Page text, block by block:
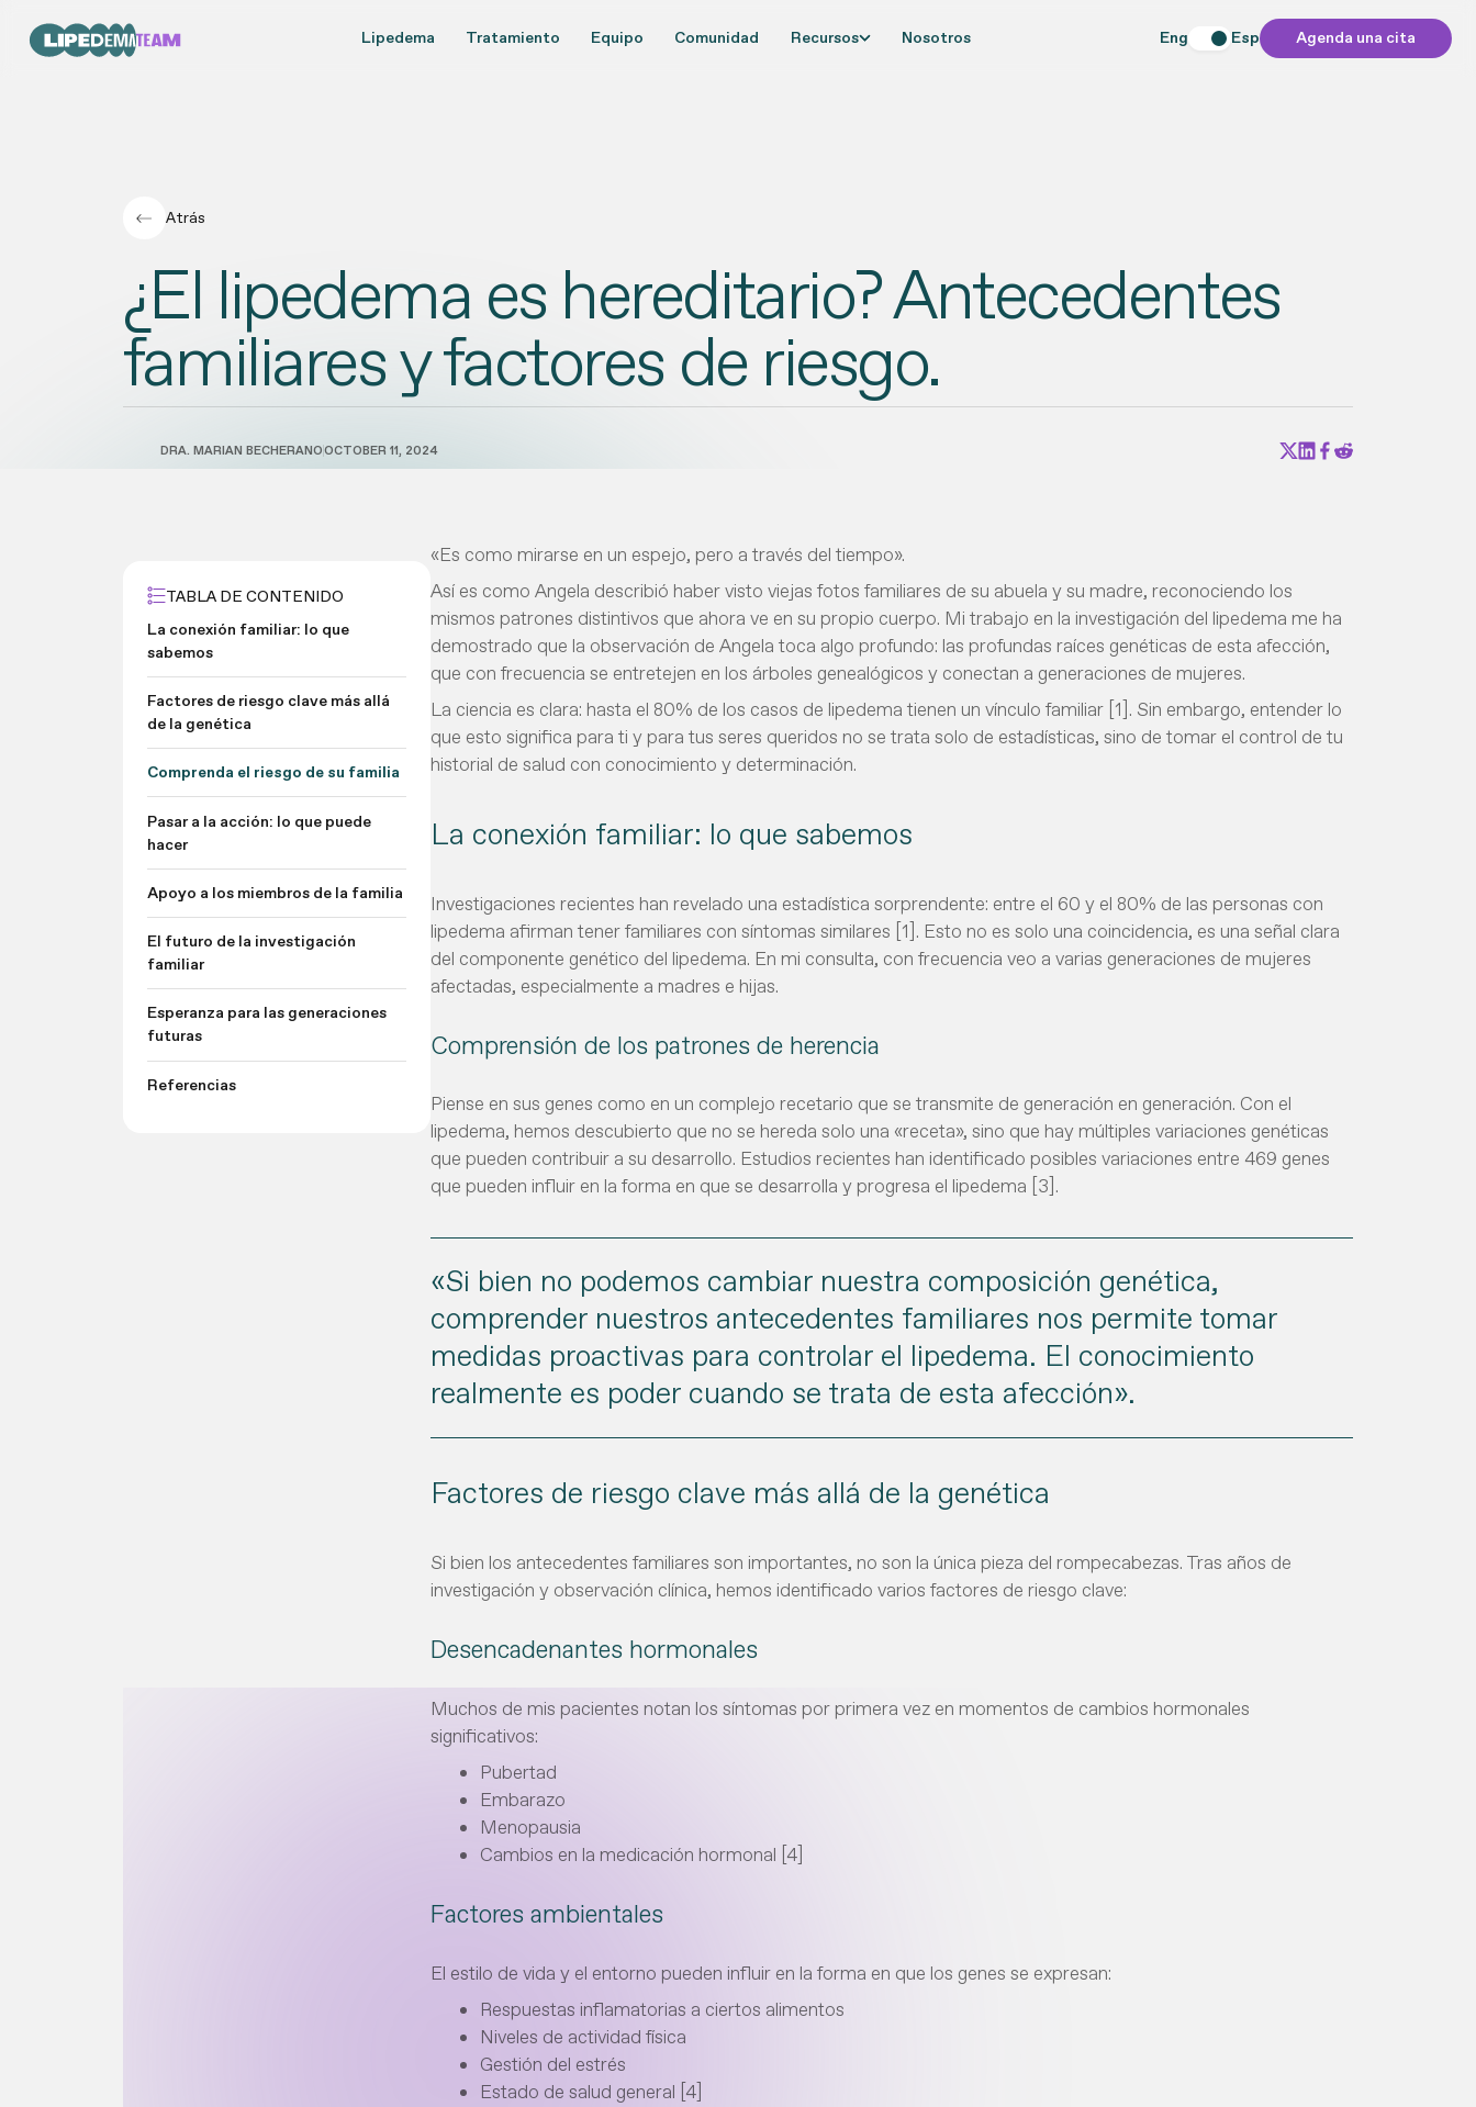
Lipedema Tratamiento Equipo Comunidad Recursos Nosotros Eng Esp Agenda una cita
Atrás
¿El lipedema es hereditario? Antecedentes
familiares y factores de riesgo.
DRA. MARIAN BECHERANOOCTOBER 11, 2024
TABLA DE CONTENIDO
La conexión familiar: lo que
sabemos
Factores de riesgo clave más allá
de la genética
Comprenda el riesgo de su familia
Pasar a la acción: lo que puede
hacer
Apoyo a los miembros de la familia
El futuro de la investigación
familiar
Esperanza para las generaciones
futuras
Referencias
«Es como mirarse en un espejo, pero a través del tiempo».
Así es como Angela describió haber visto viejas fotos familiares de su abuela y su madre, reconociendo los
mismos patrones distintivos que ahora ve en su propio cuerpo. Mi trabajo en la investigación del lipedema me ha
demostrado que la observación de Angela toca algo profundo: las profundas raíces genéticas de esta afección,
que con frecuencia se entretejen en los árboles genealógicos y conectan a generaciones de mujeres.
La ciencia es clara: hasta el 80% de los casos de lipedema tienen un vínculo familiar [1]. Sin embargo, entender lo
que esto significa para ti y para tus seres queridos no se trata solo de estadísticas, sino de tomar el control de tu
historial de salud con conocimiento y determinación.
La conexión familiar: lo que sabemos
Investigaciones recientes han revelado una estadística sorprendente: entre el 60 y el 80% de las personas con
lipedema afirman tener familiares con síntomas similares [1]. Esto no es solo una coincidencia, es una señal clara
del componente genético del lipedema. En mi consulta, con frecuencia veo a varias generaciones de mujeres
afectadas, especialmente a madres e hijas.
Comprensión de los patrones de herencia
Piense en sus genes como en un complejo recetario que se transmite de generación en generación. Con el
lipedema, hemos descubierto que no se hereda solo una «receta», sino que hay múltiples variaciones genéticas
que pueden contribuir a su desarrollo. Estudios recientes han identificado posibles variaciones entre 469 genes
que pueden influir en la forma en que se desarrolla y progresa el lipedema [3].
«Si bien no podemos cambiar nuestra composición genética,
comprender nuestros antecedentes familiares nos permite tomar
medidas proactivas para controlar el lipedema. El conocimiento
realmente es poder cuando se trata de esta afección».
Factores de riesgo clave más allá de la genética
Si bien los antecedentes familiares son importantes, no son la única pieza del rompecabezas. Tras años de
investigación y observación clínica, hemos identificado varios factores de riesgo clave:
Desencadenantes hormonales
Muchos de mis pacientes notan los síntomas por primera vez en momentos de cambios hormonales
significativos:
Pubertad
Embarazo
Menopausia
Cambios en la medicación hormonal [4]
Factores ambientales
El estilo de vida y el entorno pueden influir en la forma en que los genes se expresan:
Respuestas inflamatorias a ciertos alimentos
Niveles de actividad física
Gestión del estrés
Estado de salud general [4]